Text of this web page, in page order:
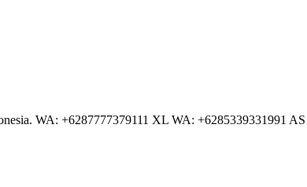
WA: +6287777379111 XL WA: +6285339331991